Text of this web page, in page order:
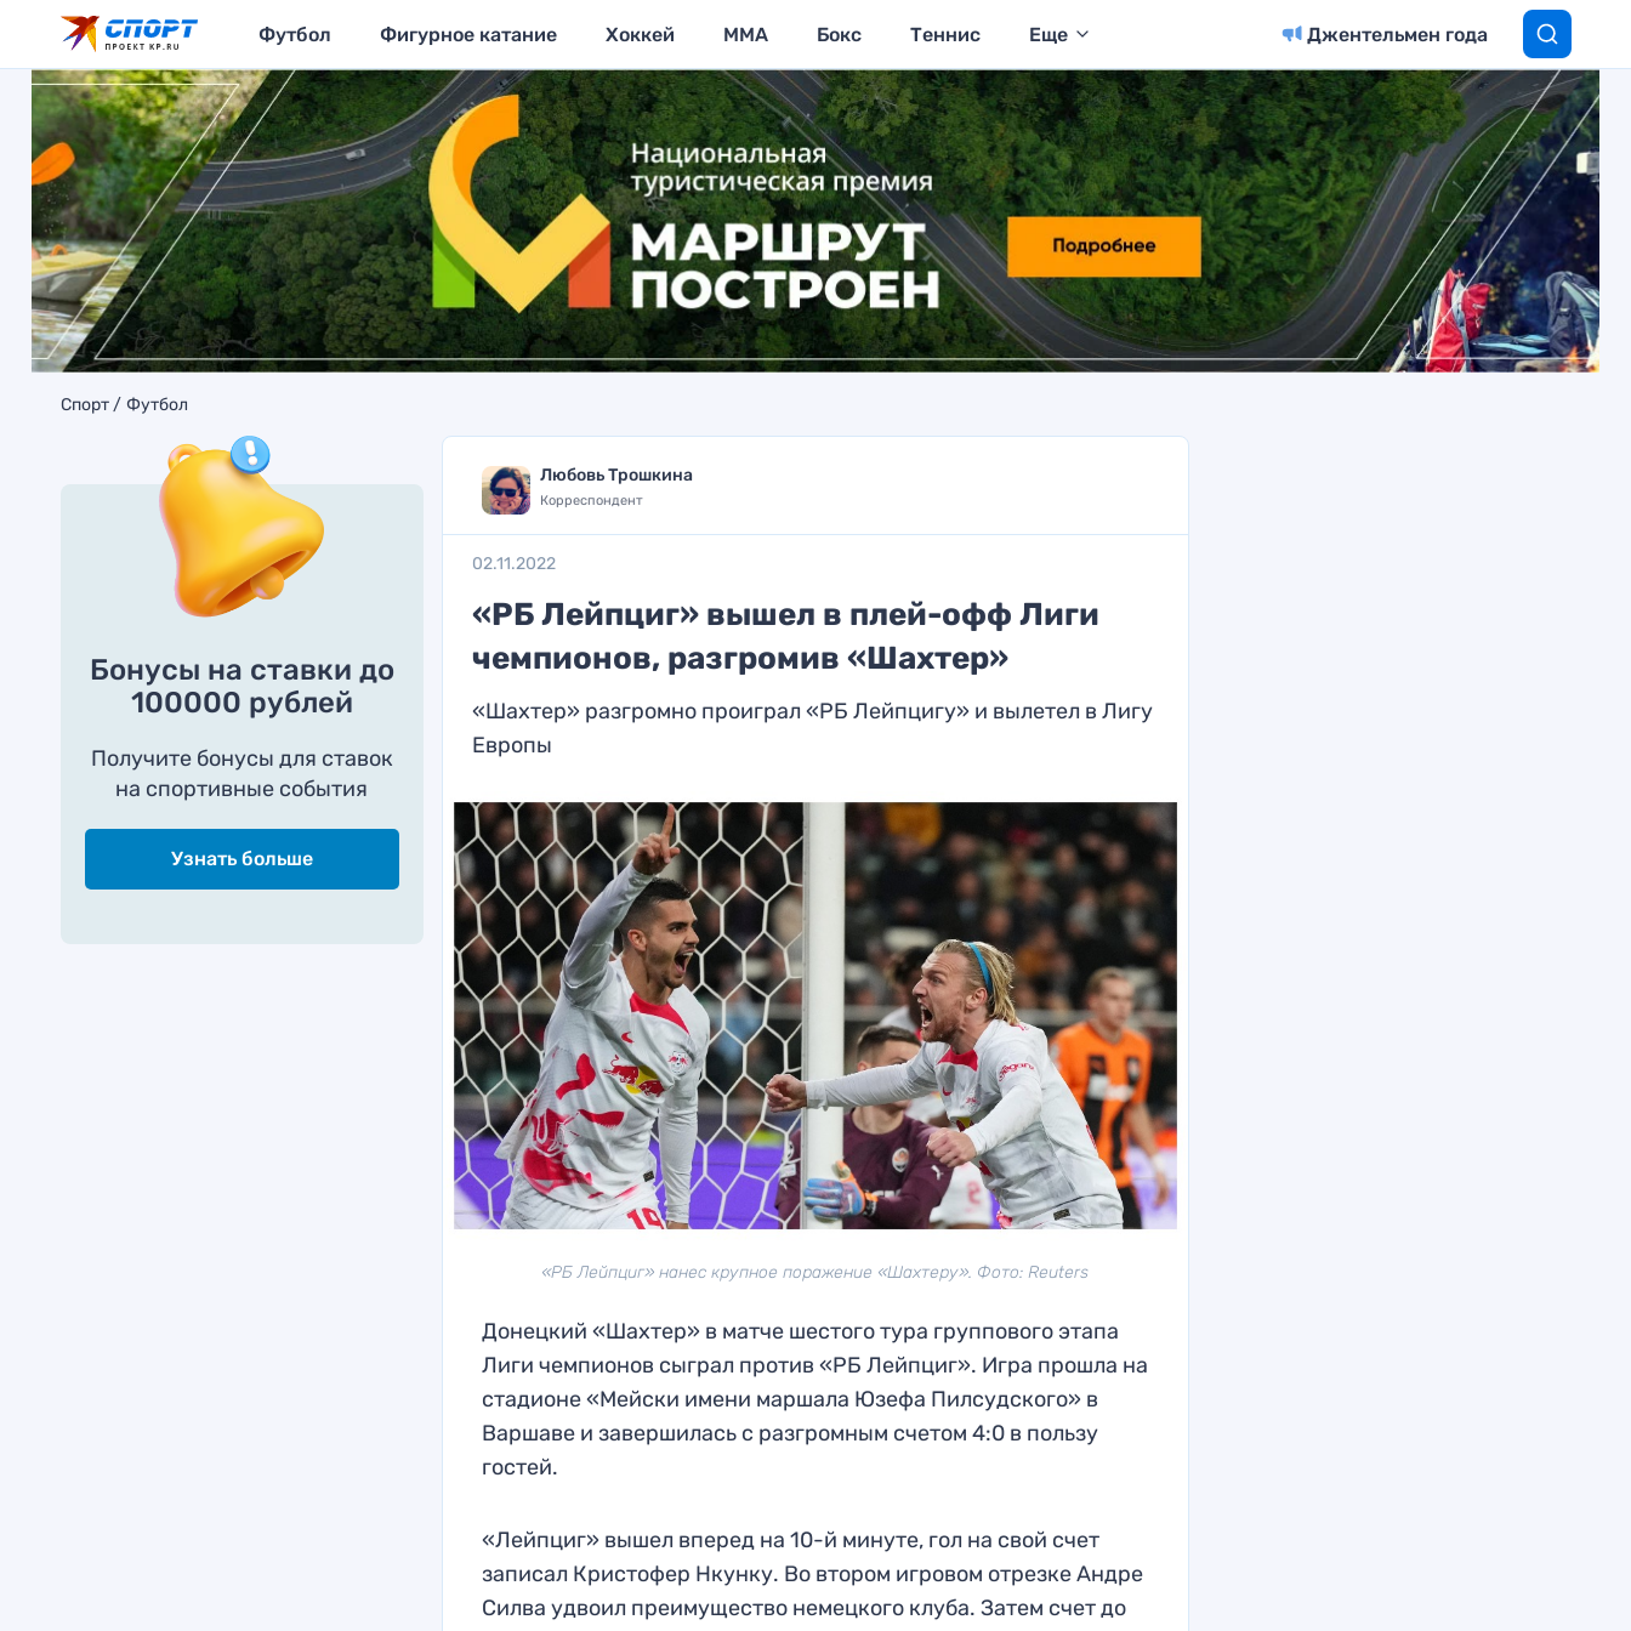
Футбол Фигурное катание Хоккей MMA Бокс Теннис Еще Джентельмен года
Спорт Футбол
Бонусы на ставки до
100000 рублей
Получите бонусы для ставок
на спортивные события
Узнать больше
Любовь Трошкина
Корреспондент
02.11.2022
«РБ Лейпциг» вышел в плей-офф Лиги
чемпионов, разгромив «Шахтер»
«Шахтер» разгромно проиграл «РБ Лейпцигу» и вылетел в Лигу
Европы
«РБ Лейпциг» нанес крупное поражение «Шахтеру». Фото: Reuters
Донецкий «Шахтер» в матче шестого тура группового этапа
Лиги чемпионов сыграл против «РБ Лейпциг». Игра прошла на
стадионе «Мейски имени маршала Юзефа Пилсудского» в
Варшаве и завершилась с разгромным счетом 4:0 в пользу
гостей.
«Лейпциг» вышел вперед на 10-й минуте, гол на свой счет
записал Кристофер Нкунку. Во втором игровом отрезке Андре
Силва удвоил преимущество немецкого клуба. Затем счет до